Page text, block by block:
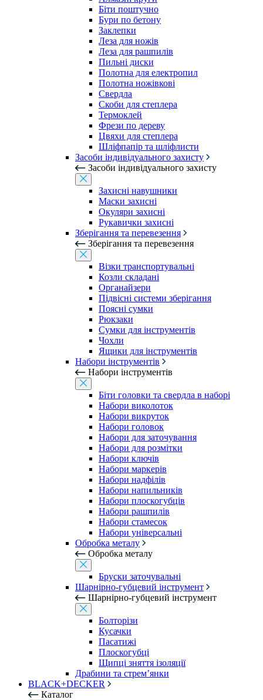
Біти поштучно
Бури по бетону
Заклепки
Леза для ножів
Леза для рашпилів
Пильні диски
Полотна для електропил
Полотна ножівкові
Свердла
Скоби для степлера
Термоклей
Фрези по дереву
Цвяхи для степлера
Шліфпапір та шліфлисти
Засоби індивідуального захисту
Засоби індивідуального захисту
Захисні навушники
Маски захисні
Окуляри захисні
Рукавички захисні
Зберігання та перевезення
Зберігання та перевезення
Візки транспортувальні
Козли складані
Органайзери
Підвісні системи зберігання
Поясні сумки
Рюкзаки
Сумки для інструментів
Чохли
Ящики для інструментів
Набори інструментів
Набори інструментів
Біти головки та свердла в наборі
Набори виколоток
Набори викруток
Набори головок
Набори для заточування
Набори для розмітки
Набори ключів
Набори маркерів
Набори надфілів
Набори напильників
Набори плоскогубців
Набори рашпилів
Набори стамесок
Набори універсальні
Обробка металу
Обробка металу
Бруски заточувальні
Шарнірно-губцевий інструмент
Шарнірно-губцевий інструмент
Болторізи
Кусачки
Пасатижі
Плоскогубці
Щипці зняття ізоляції
Драбини та стрем’янки
BLACK+DECKER
Каталог